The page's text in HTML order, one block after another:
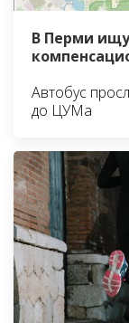
В Перми
Автобус
до ЦУМа